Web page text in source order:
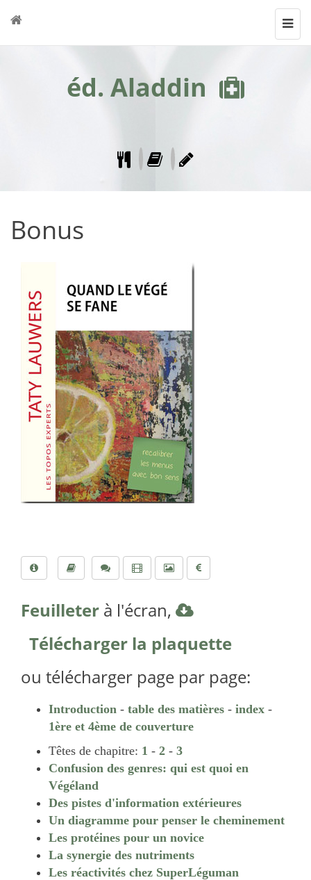
éd. Aladdin
Bonus
Feuilleter à l'écran,
Télécharger la plaquette
ou télécharger page par page:
Introduction - table des matières - index -
1ère et 4ème de couverture
Têtes de chapitre: 1 - 2 - 3
Confusion des genres: qui est quoi en
Végéland
Des pistes d'information extérieures
Un diagramme pour penser le cheminement
Les protéines pour un novice
La synergie des nutriments
Les réactivités chez SuperLéguman